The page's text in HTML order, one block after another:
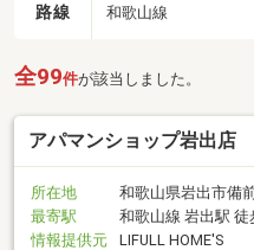
路線 和歌山線
全99件が該当しました。
アパマンショップ岩出店
所在地
和歌山県岩出市備
最寄駅
和歌山線 岩出駅 徒
情報提供元
LIFULL HOME'S